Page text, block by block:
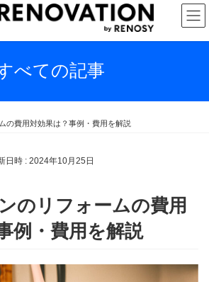
べての記事
の費用対効果は？事例・費用を解説
日時 : 2024年10月25日
のリフォームの費用
例・費用を解説